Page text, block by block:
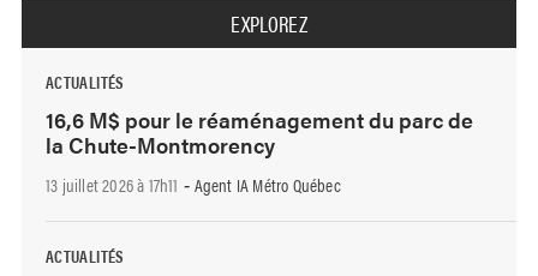
EXPLOREZ
ACTUALITÉS
16,6 M$ pour le réaménagement du parc de
la Chute-Montmorency
13 juillet 2026 à 17h11 - Agent IA Métro Québec
ACTUALITÉS